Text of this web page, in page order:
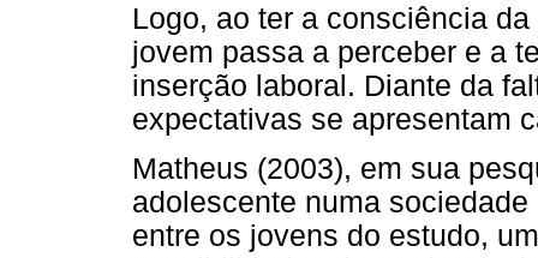
Logo, ao ter a consciência
jovem passa a perceber e a
inserção laboral. Diante da
expectativas se apresentam
Matheus (2003), em sua
adolescente numa
entre os jovens do estudo,